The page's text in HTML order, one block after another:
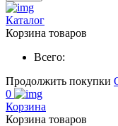
Каталог
Корзина товаров
Всего:
Продолжить покупки
0
Корзина
Корзина товаров